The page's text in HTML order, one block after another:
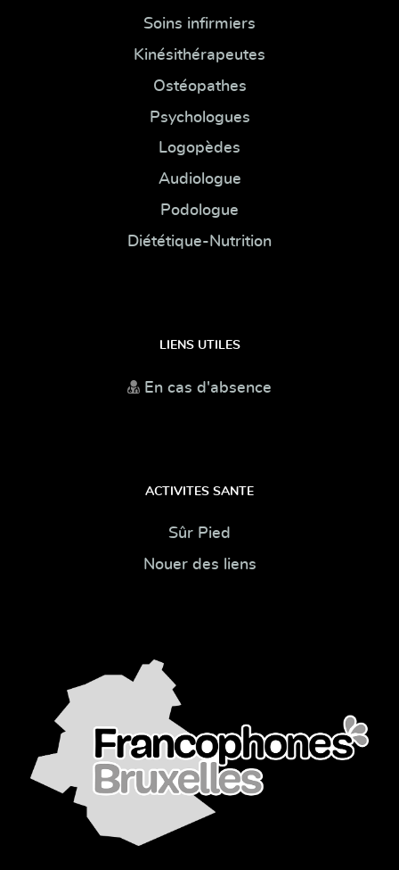
Soins infirmiers
Kinésithérapeutes
Ostéopathes
Psychologues
Logopèdes
Audiologue
Podologue
Diététique-Nutrition
LIENS UTILES
En cas d'absence
ACTIVITES SANTE
Sûr Pied
Nouer des liens